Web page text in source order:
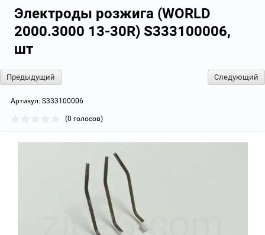
Электроды розжига (WORLD
2000.3000 13-30R) S333100006,
шт
Предыдущий Следующий
Артикул: S333100006
(0 голосов)